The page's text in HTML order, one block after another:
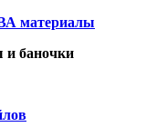
материалы
и баночки